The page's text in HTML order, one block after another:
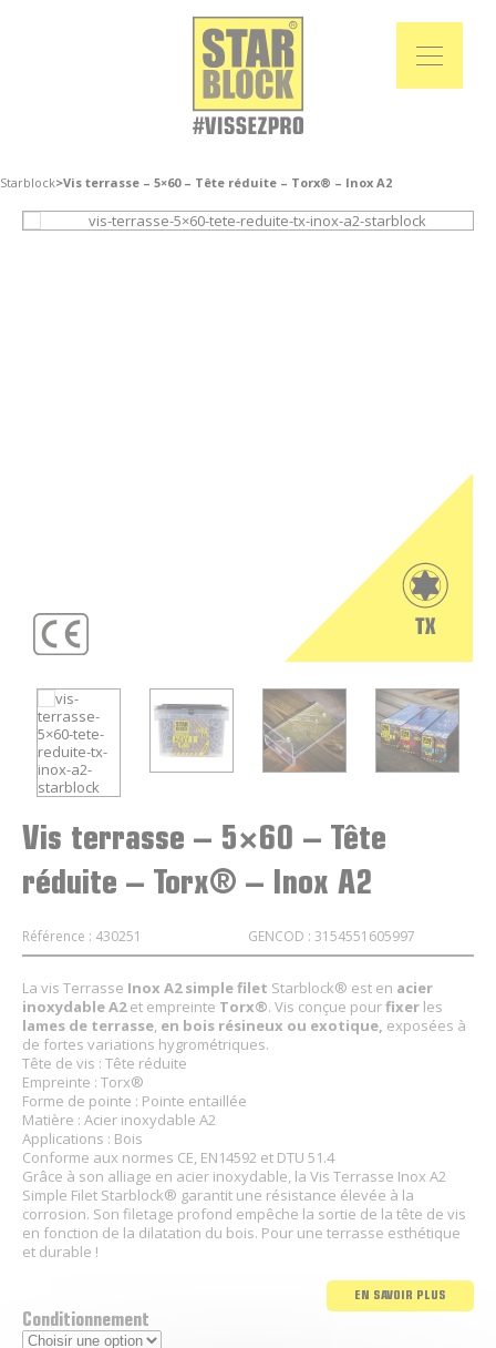
Starblock>Vis terrasse – 5×60 – Tête réduite – Torx® – Inox A2
Vis terrasse – 5×60 – Tête
réduite – Torx® – Inox A2
Référence : 430251 GENCOD : 3154551605997
La vis Terrasse Inox A2 simple filet Starblock® est en acier
inoxydableA2et empreinte Torx®. Vis conçue pourfixer les
lames de terrasse, en bois résineux ou exotique, exposées à
de fortes variations hygrométriques.
Tête de vis : Tête réduite
Empreinte : Torx®
Forme de pointe : Pointe entaillée
Matière : Acier inoxydable A2
Applications : Bois
Conforme aux normes CE, EN14592 et DTU 51.4
Grâce à son alliage en acier inoxydable, la Vis Terrasse Inox A2
Simple Filet Starblock® garantit une résistance élevée à la
corrosion. Son filetage profond empêche la sortie de la tête de vis
en fonction de la dilatation du bois. Pour une terrasse esthétique
et durable !
EN SAVOIR PLUS
Conditionnement